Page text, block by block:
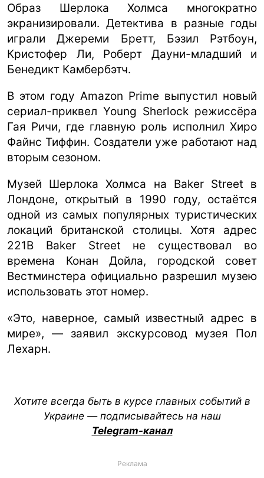
Образ Шерлока Холмса многократно
экранизировали. Детектива в разные годы
играли Джереми Бретт, Бэзил Рэтбоун,
Кристофер Ли, Роберт Дауни-младший и
Бенедикт Камбербэтч.
В этом году Amazon Prime выпустил новый
сериал-приквел Young Sherlock режиссёра
Гая Ричи, где главную роль исполнил Хиро
Файнс Тиффин. Создатели уже работают над
вторым сезоном.
Музей Шерлока Холмса на Baker Street в
Лондоне, открытый в 1990 году, остаётся
одной из самых популярных туристических
локаций британской столицы. Хотя адрес
221B Baker Street не существовал во
времена Конан Дойла, городской совет
Вестминстера официально разрешил музею
использовать этот номер.
«Это, наверное, самый известный адрес в
мире», — заявил экскурсовод музея Пол
Лехарн.
Хотите всегда быть в курсе главных событий в
Украине — подписывайтесь на наш
Telegram-канал
Реклама